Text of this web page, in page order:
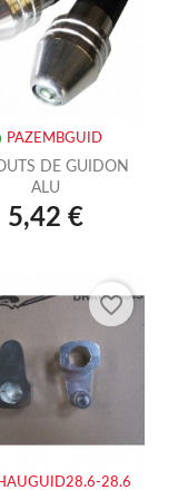
PAZEMBGUID
DE GUIDON
ALU
5,42 €
28.6
favorite_border